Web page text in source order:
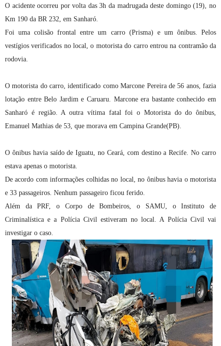
O acidente ocorreu por volta das 3h da madrugada deste domingo (19), no
Km 190 da BR 232, em Sanharó.
Foi uma colisão frontal entre um carro (Prisma) e um ônibus. Pelos
vestígios verificados no local, o motorista do carro entrou na contramão da
rodovia.
O motorista do carro, identificado como Marcone Pereira de 56 anos, fazia
lotação entre Belo Jardim e Caruaru. Marcone era bastante conhecido em
Sanharó é região. A outra vítima fatal foi o Motorista do do ônibus,
Emanuel Mathias de 53, que morava em Campina Grande(PB).
O ônibus havia saído de Iguatu, no Ceará, com destino a Recife. No carro
estava apenas o motorista.
De acordo com informações colhidas no local, no ônibus havia o motorista
e 33 passageiros. Nenhum passageiro ficou ferido.
Além da PRF, o Corpo de Bombeiros, o SAMU, o Instituto de
Criminalística e a Polícia Civil estiveram no local. A Polícia Civil vai
investigar o caso.